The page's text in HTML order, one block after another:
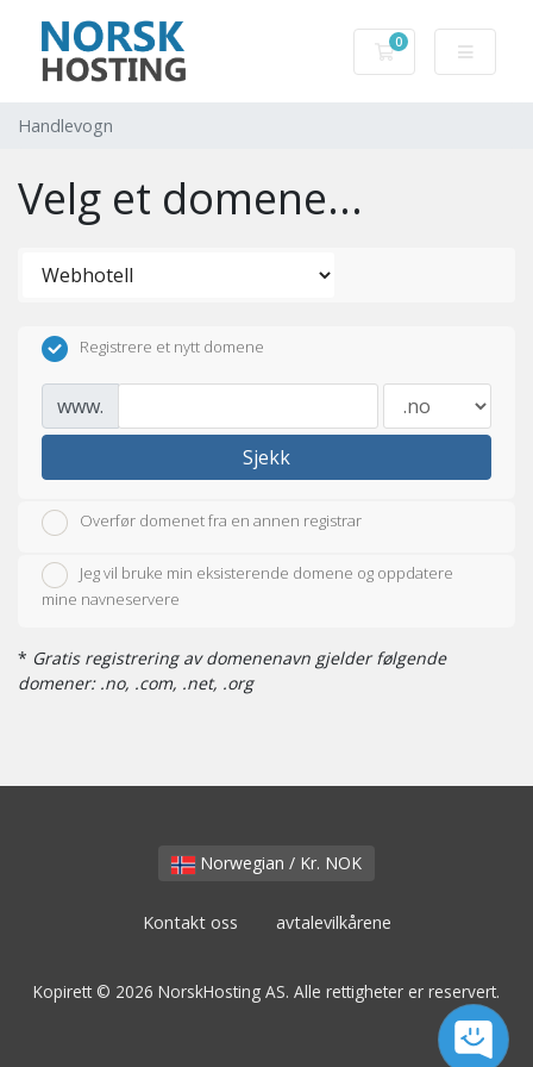
0
Handlevogn
Handlevogn
Velg et domene...
Registrere et nytt domene
www.
Sjekk
Overfør domenet fra en annen registrar
Jeg vil bruke min eksisterende domene og oppdatere
mine navneservere
* Gratis registrering av domenenavn gjelder følgende
domener: .no, .com, .net, .org
Norwegian / Kr. NOK
Kontakt oss avtalevilkårene
Kopirett © 2026 NorskHosting AS. Alle rettigheter er reservert.